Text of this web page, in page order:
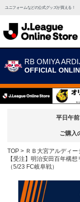
ユニフォームなどの公式グッズが買える！
RB OMIYA
OFFICIAL
平日午
ご購入
TOP ＲＢ大宮アルディー
【受注】明治安田百年構
（5/23 FC岐阜戦）